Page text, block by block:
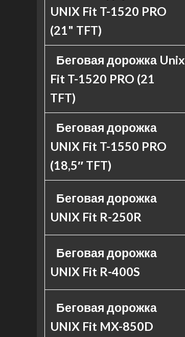
UNIX Fit T-1520 PRO
(21" TFT)
Беговая дорожка Unix
Fit T-1520 PRO (21
TFT)
Беговая дорожка
UNIX Fit T-1550 PRO
(18,5″ TFT)
Беговая дорожка
UNIX Fit R-250R
Беговая дорожка
UNIX Fit R-400S
Беговая дорожка
UNIX Fit MX-850D